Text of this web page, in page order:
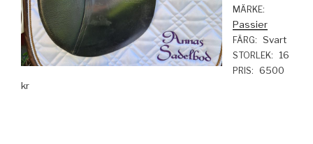
MÄRKE:
Passier
FÄRG: Svart
STORLEK: 16
PRIS: 6500
kr